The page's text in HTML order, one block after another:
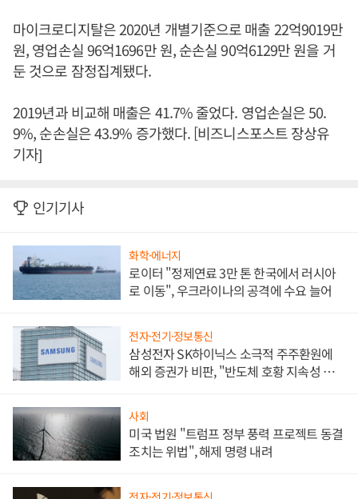
마이크로디지탈은 2020년 개별기준으로 매출 22억9019만
원, 영업손실 96억1696만 원, 순손실 90억6129만 원을 거
둔 것으로 잠정집계됐다.
2019년과 비교해 매출은 41.7% 줄었다. 영업손실은 50.
9%, 순손실은 43.9% 증가했다. [비즈니스포스트 장상유
기자]
인기기사
화학·에너지
로이터 "정제연료 3만 톤 한국에서 러시아
로 이동", 우크라이나의 공격에 수요 늘어
전자·전기·정보통신
삼성전자 SK하이닉스 소극적 주주환원에
해외 증권가 비판, "반도체 호황 지속성 의
사회
미국 법원 "트럼프 정부 풍력 프로젝트 동결
조치는 위법", 해제 명령 내려